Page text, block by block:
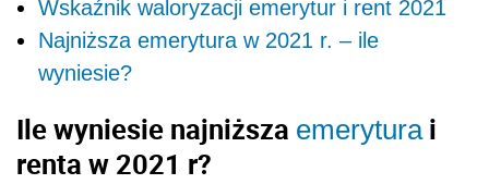
Wskaźnik waloryzacji emerytur i rent 2021
Najniższa emerytura w 2021 r. – ile
wyniesie?
Ile wyniesie najniższa emeryturai
renta w 2021 r?